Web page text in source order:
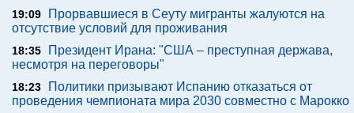
19:09
Прорвавшиеся в Сеуту мигранты жалуются на
отсутствие условий для проживания
18:35
Президент Ирана: "США – преступная держава,
несмотря на переговоры"
18:23
Политики призывают Испанию отказаться от
проведения чемпионата мира 2030 совместно с Марокко